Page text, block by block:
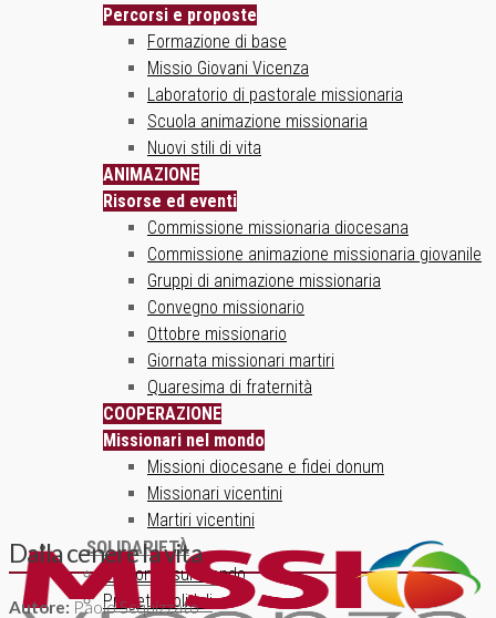
Percorsi e proposte
Formazione di base
Missio Giovani Vicenza
Laboratorio di pastorale missionaria
Scuola animazione missionaria
Nuovi stili di vita
ANIMAZIONE
Risorse ed eventi
Commissione missionaria diocesana
Commissione animazione missionaria giovanile
Gruppi di animazione missionaria
Convegno missionario
Ottobre missionario
Giornata missionari martiri
Quaresima di fraternità
COOPERAZIONE
Missionari nel mondo
Missioni diocesane e fidei donum
Missionari vicentini
Martiri vicentini
SOLIDARIETÀ
Un ponte sul mondo
Progetti solidali
Dalla cenere la vita
Autore: Paolo Scquizzato